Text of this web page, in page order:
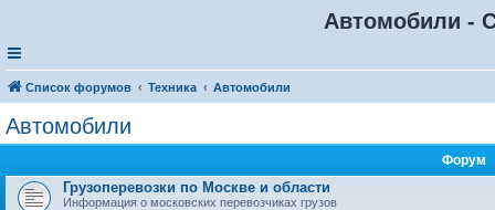
Автомобили -
Список форумов Техника Автомобили
Автомобили
Форум
Грузоперевозки по Москве и области
Информация о московских перевозчиках грузов